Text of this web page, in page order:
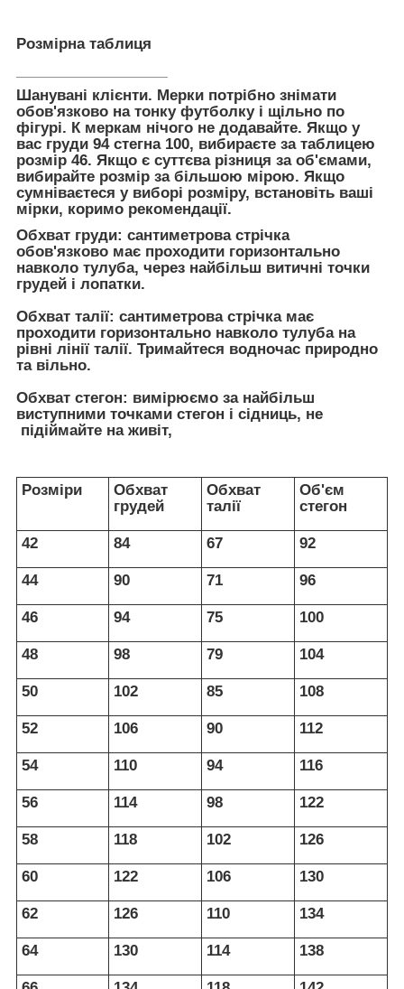
Розмірна таблиця
Шанувані клієнти. Мерки потрібно знімати
обов'язково на тонку футболку і щільно по
фігурі. К меркам нічого не додавайте. Якщо у
вас груди 94 стегна 100, вибираєте за таблицею
розмір 46. Якщо є суттєва різниця за об'ємами,
вибирайте розмір за більшою мірою. Якщо
сумніваєтеся у виборі розміру, встановіть ваші
мірки, коримо рекомендації.
Обхват груди: сантиметрова стрічка
обов'язково має проходити горизонтально
навколо тулуба, через найбільш витичні точки
грудей і лопатки.
Обхват талії: сантиметрова стрічка має
проходити горизонтально навколо тулуба на
рівні лінії талії. Тримайтеся водночас природно
та вільно.
Обхват стегон: вимірюємо за найбільш
виступними точками стегон і сідниць, не
підіймайте на живіт,
Розміри
Обхват
грудей
Обхват
талії
Об'єм
стегон
42 84 67 92
44 90 71 96
46 94 75 100
48 98 79 104
50 102 85 108
52 106 90 112
54 110 94 116
56 114 98 122
58 118 102 126
60 122 106 130
62 126 110 134
64 130 114 138